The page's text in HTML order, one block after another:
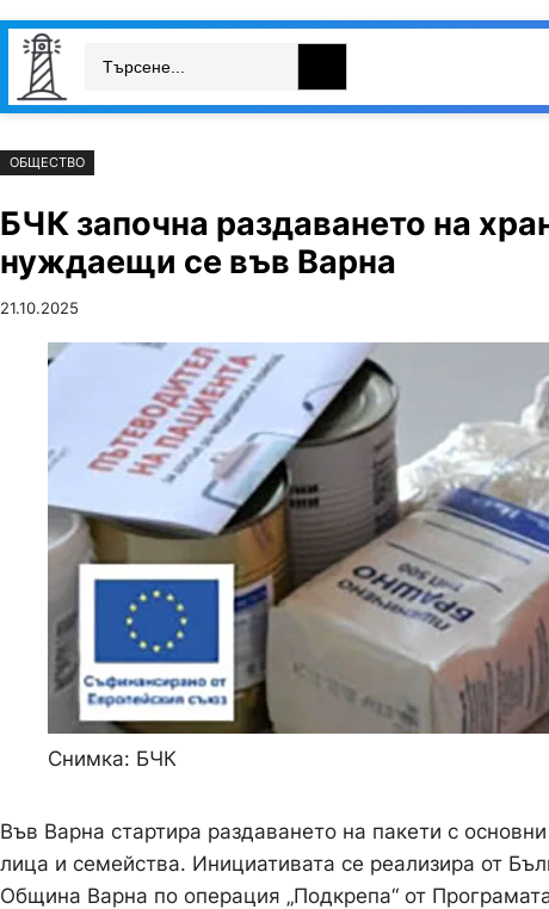
Към
съдържанието
Skip
cont
ОБЩЕСТВО
БЧК започна раздаването на
нуждаещи се във Варна
21.10.2025
Снимка: БЧК
Във Варна стартира раздаването на пакети с
лица и семейства. Инициативата се реализира от
Община Варна по операция „Подкрепа“ от